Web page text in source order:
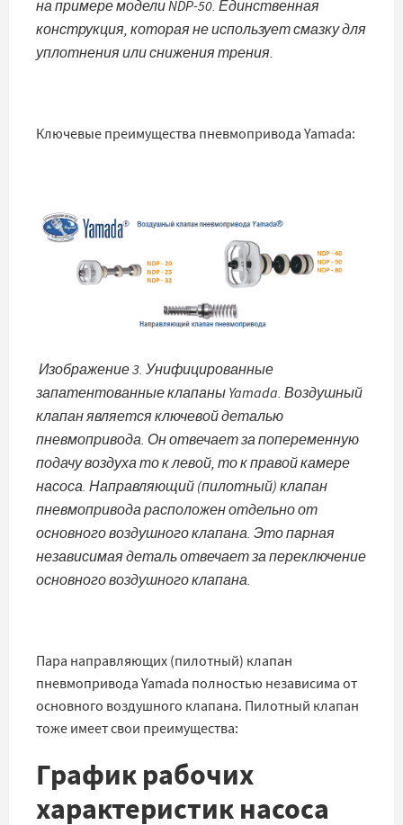
на примере модели NDP-50. Единственная
конструкция, которая не использует смазку для
уплотнения или снижения трения.
Ключевые преимущества пневмопривода Yamada:
Изображение 3. Унифицированные
запатентованные клапаны Yamada. Воздушный
клапан является ключевой деталью
пневмопривода. Он отвечает за попеременную
подачу воздуха то к левой, то к правой камере
насоса. Направляющий (пилотный) клапан
пневмопривода расположен отдельно от
основного воздушного клапана. Это парная
независимая деталь отвечает за переключение
основного воздушного клапана.
Пара направляющих (пилотный) клапан
пневмопривода Yamada полностью независима от
основного воздушного клапана. Пилотный клапан
тоже имеет свои преимущества:
График рабочих
характеристик насоса